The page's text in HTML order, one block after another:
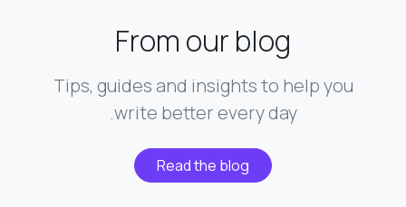
From our blog
Tips, guides and insights to help you
write better every day.
Read the blog